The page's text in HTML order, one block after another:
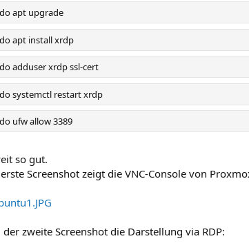
apt upgrade
apt install xrdp
adduser xrdp ssl-cert
systemctl restart xrdp
ufw allow 3389
so gut.
Screenshot zeigt die VNC-Console von
der zweite Screenshot die Darstellung via RDP: